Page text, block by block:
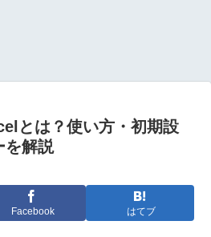
とは？使い方・初期設
を解説
Facebook はてブ